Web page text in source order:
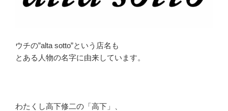
ウチの”alta sotto”という店名も
とある人物の名字に由来しています。
わたくし高下修二の「高下」、